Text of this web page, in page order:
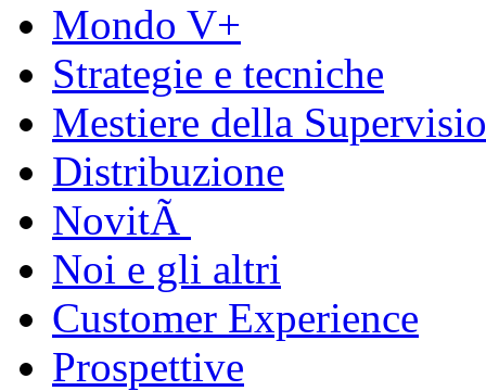
Mondo V+
Strategie e tecniche
Mestiere della
Distribuzione
NovitÃ
Noi e gli altri
Customer Experience
Prospettive